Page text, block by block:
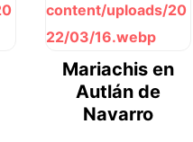
Mariachis en
Autlán de
Navarro